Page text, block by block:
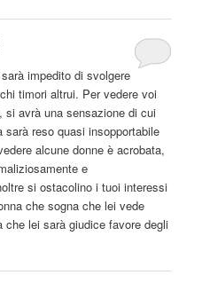
impedito di svolgere
timorialtrui. Per vedere voi
avrà una sensazione di cui
reso quasi insopportabile
alcune donne è acrobata,
e
si ostacolino i tuoi interessi
che sogna che lei vede
lei sarà giudice favore degli